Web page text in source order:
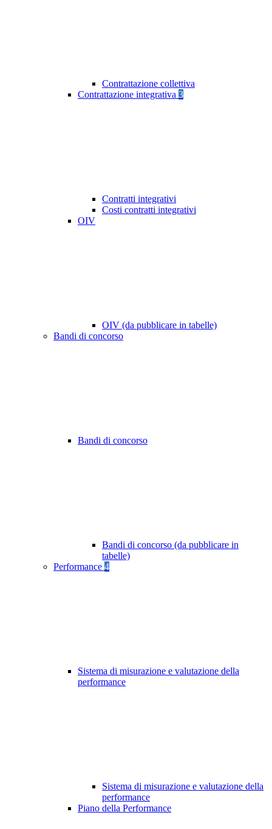
Contrattazione collettiva
Contrattazione integrativa 3
Contratti integrativi
Costi contratti integrativi
OIV
OIV (da pubblicare in tabelle)
Bandi di concorso
Bandi di concorso
Bandi di concorso (da pubblicare in
tabelle)
Performance 4
Sistema di misurazione e valutazione della
performance
Sistema di misurazione e valutazione della
performance
Piano della Performance